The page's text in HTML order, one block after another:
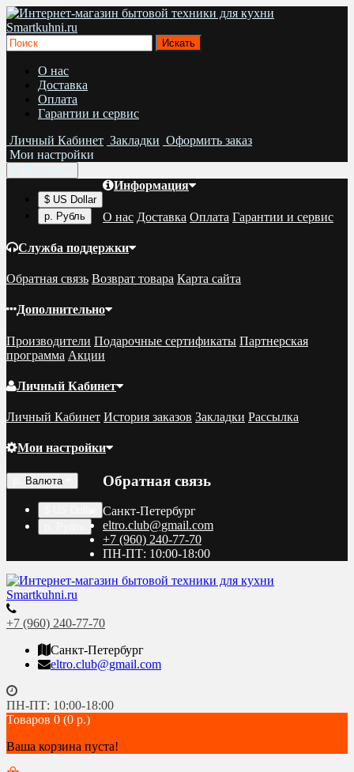
О нас
Доставка
Оплата
Гарантии и сервис
Личный Кабинет Закладки Оформить заказ
Мои настройки
$ US Dollar
р. Рубль
Информация
О нас Доставка Оплата Гарантии и сервис
Служба поддержки
Обратная связь Возврат товара Карта сайта
Дополнительно
Производители Подарочные сертификаты Партнерская
программа Акции
Личный Кабинет
Личный Кабинет История заказов Закладки Рассылка
Мои настройки
Валюта Обратная связь
Санкт-Петербург
eltro.club@gmail.com
+7 (960) 240-77-70
ПН-ПТ: 10:00-18:00
+7 (960) 240-77-70
Санкт-Петербург
eltro.club@gmail.com
ПН-ПТ: 10:00-18:00
Товаров 0 (0 р.)
Ваша корзина пуста!